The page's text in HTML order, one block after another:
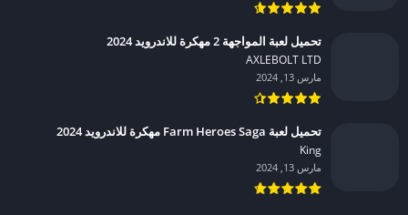
تحميل لعبة المواجهة 2 مهكرة للاندرويد 2024
AXLEBOLT LTD‏
مارس 13, 2024
تحميل لعبة Farm Heroes Saga مهكرة للاندرويد 2024
King‏
مارس 13, 2024